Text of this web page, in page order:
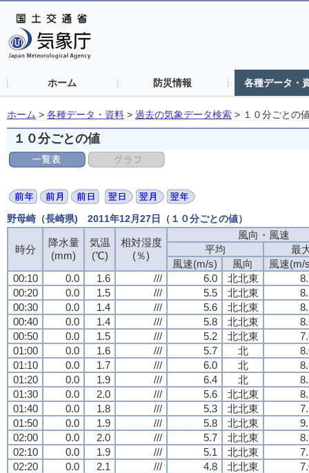
ホーム 防災情報 各種データ・
ホーム > 各種データ・資料 > 過去の気象データ検索 > １０分ごとの
１０分ごとの値
野母崎（長崎県) 2011年12月27日（１０分ごとの値）
時分
降水量
(mm)
気温
(℃)
相対湿度
(％)
風向・風速
平均
最
風速(m/s)
風向
風速(m/
00:10
0.0 1.6 /// 6.0 北北東
00:20
0.0 1.5 /// 5.5 北北東
00:30
0.0 1.4 /// 5.6 北北東
00:40
0.0 1.4 /// 5.8 北北東
00:50
0.0 1.5 /// 5.2 北北東
01:00
0.0 1.6 /// 5.7 北
01:10
0.0 1.7 /// 6.0 北
01:20
0.0 1.9 /// 6.4 北
01:30
0.0 2.0 /// 5.6 北北東
01:40
0.0 1.8 /// 5.3 北北東
01:50
0.0 1.9 /// 5.8 北北東
02:00
0.0 2.0 /// 5.7 北北東
02:10
0.0 1.9 /// 5.1 北北東
02:20
0.0 2.1 /// 4.8 北北東